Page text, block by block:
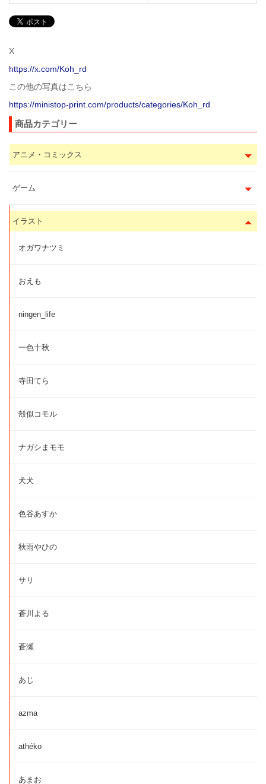
X
https://x.com/Koh_rd
この他の写真はこちら
https://ministop-print.com/products/categories/Koh_rd
商品カテゴリー
アニメ・コミックス
ゲーム
イラスト
オガワナツミ
おえも
ningen_life
一色十秋
寺田てら
殻似コモル
ナガシまモモ
犬犬
色谷あすか
秋雨やひの
サリ
蒼川よる
蒼瀬
あじ
azma
athéko
あまお